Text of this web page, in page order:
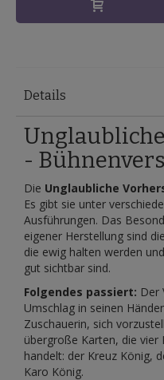
Details
-
Die Unglaubliche
Es gibt sie unter
Ausführungen. Das
eigener Herstellung sind
die ewig halten werden
gut sichtbar sind.
Folgendes passiert: Der
Umschlag in seinen
Zuschauerin, sich
übergroße Karten, die vier
handelt: der Kreuz König,
Karo König.